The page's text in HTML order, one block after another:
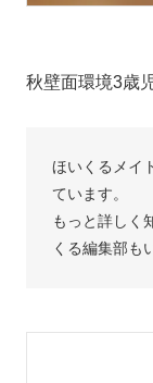
秋壁面環境3歳
ほいくるメイ
ています。
もっと詳しく
くる編集部も